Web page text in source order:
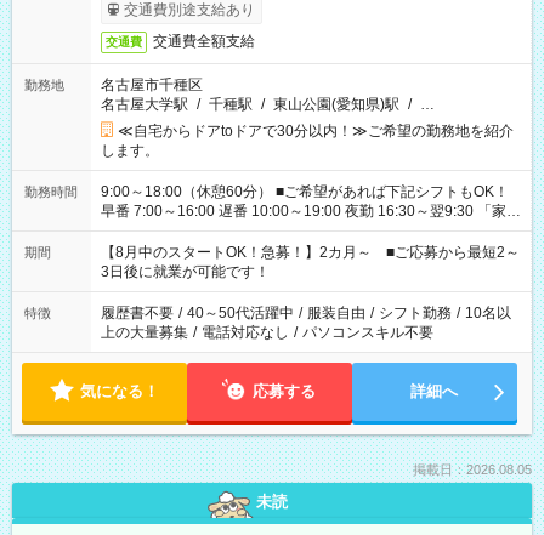
交通費別途支給あり
交通費 交通費全額支給
勤務地
名古屋市千種区
名古屋大学駅 / 千種駅 / 東山公園(愛知県)駅 / …
≪自宅からドアtoドアで30分以内！≫ご希望の勤務地を紹介
します。
勤務時間
9:00～18:00（休憩60分） ■ご希望があれば下記シフトもOK！
早番 7:00～16:00 遅番 10:00～19:00 夜勤 16:30～翌9:30 「家族
と休みを合わせたい」 「余裕を持って夕飯の準備がしたい」
「できれば残業はしたくない」 など、ご希望を教えてください
ね。 ※Wワーク希望の方へ 今ご覧のお仕事で希望する勤務時間
と、もう1つのお仕事の勤務時間。 合計で週40時間を超える場
合は応募できません。
期間
【8月中のスタートOK！急募！】2カ月～ ■ご応募から最短2～
3日後に就業が可能です！
特徴 履歴書不要 / 40～50代活躍中 / 服装自由 / シフト勤務 / 10名以
上の大量募集 / 電話対応なし / パソコンスキル不要
気になる！ 応募する 詳細へ
掲載日：2026.08.05
未読